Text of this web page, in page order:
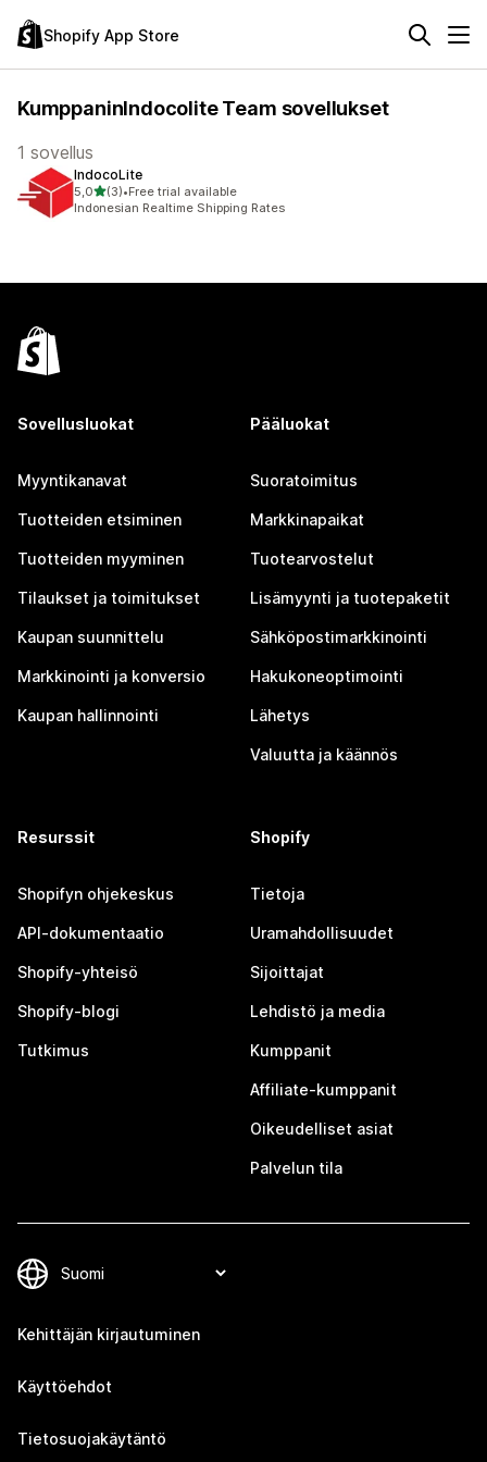
Shopify App Store
KumppaninIndocolite Team sovellukset
1 sovellus
IndocoLite
5,0/ 5 tähteä
(3)
3 arvostelua yhteensä
•Free trial available
Indonesian Realtime Shipping Rates
Sovellusluokat
Myyntikanavat
Tuotteiden etsiminen
Tuotteiden myyminen
Tilaukset ja toimitukset
Kaupan suunnittelu
Markkinointi ja konversio
Kaupan hallinnointi
Pääluokat
Suoratoimitus
Markkinapaikat
Tuotearvostelut
Lisämyynti ja tuotepaketit
Sähköpostimarkkinointi
Hakukoneoptimointi
Lähetys
Valuutta ja käännös
Resurssit
Shopifyn ohjekeskus
API-dokumentaatio
Shopify-yhteisö
Shopify-blogi
Tutkimus
Shopify
Tietoja
Uramahdollisuudet
Sijoittajat
Lehdistö ja media
Kumppanit
Affiliate-kumppanit
Oikeudelliset asiat
Palvelun tila
Kehittäjän kirjautuminen
Käyttöehdot
Tietosuojakäytäntö